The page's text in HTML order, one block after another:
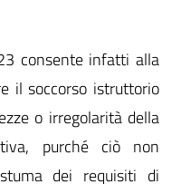
consente infatti alla
il soccorso istruttorio
o irregolarità della
purché ciò non
dei requisiti di